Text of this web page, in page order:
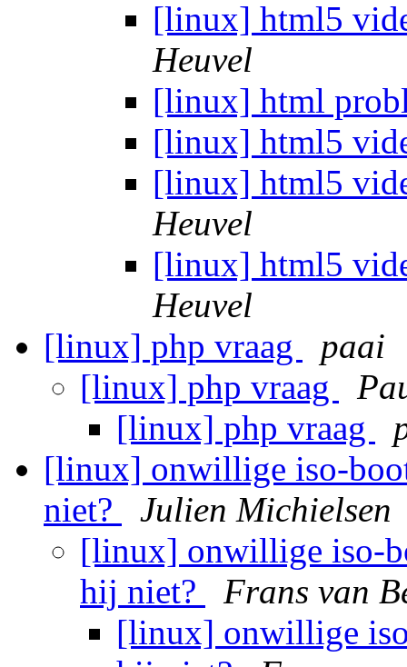
[linux] html5
Heuvel
[linux] html
[linux] html5
[linux] html5
Heuvel
[linux] html5
Heuvel
[linux] php vraag
paai
[linux] php vraag
[linux] php vraag
[linux] onwillige iso-
niet?
Julien Michielsen
[linux] onwillige iso-
hij niet?
Frans van
[linux] onwillige